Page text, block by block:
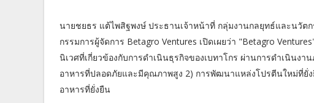
นายชยธร แต้ไพสิฐพงษ์ ประธานเจ้าหน้าที่ กลุ่มงานกลยุทธ์และนวัต
กรรมการผู้จัดการ Betagro Ventures เปิดเผยว่า "Betagro
นิเวศที่เกี่ยวข้องกับการดำเนินธุรกิจของเบทาโกร ผ่านการดําเนินง
อาหารที่ปลอดภัยและมีคุณภาพสูง 2) การพัฒนาแหล่งโปรตีนใหม่ที่ยั่
อาหารที่ยั่งยืน